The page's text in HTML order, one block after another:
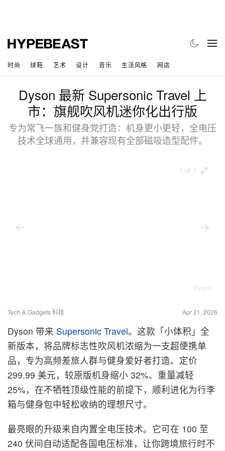
时尚 球鞋 艺术 设计 音乐 生活风格 网店
Dyson 最新 Supersonic Travel 上
市：旗舰吹风机迷你化出行版
专为常飞一族和健身党打造：机身更小更轻，全电压
技术全球通用，并兼容现有全部磁吸造型配件。
1 of 3
Dyson
Tech & Gadgets 科技 Apr 21, 2026
Dyson 带来 Supersonic Travel。这款「小体积」全
新版本，将品牌标志性吹风机浓缩为一支超便携单
品，专为高频差旅人群与健身爱好者打造。定价
299.99 美元，较原版机身缩小 32%、重量减轻
25%，在不牺牲顶级性能的前提下，顺利进化为行李
箱与健身包中轻松收纳的理想尺寸。
最亮眼的升级来自内置全电压技术。它可在 100 至
240 伏间自动适配各国电压标准，让你跨境旅行时不